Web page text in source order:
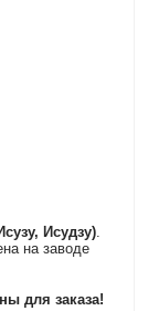
Исудзу).
на заводе
для заказа!